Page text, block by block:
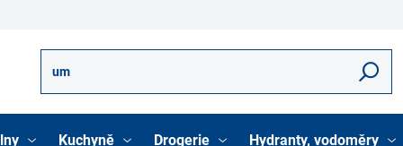
Hledat
Kuchyně Drogerie Hydranty, vodoměry